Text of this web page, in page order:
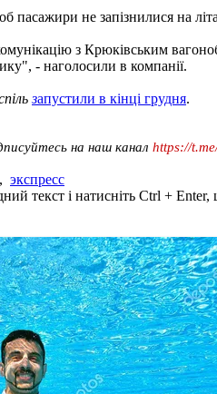
не запізнилися на
з Крюківським
- наголосили в компанії.
запустили в кінці грудня.
на наш канал https://
, экспресс
текст і натисніть Ctrl +